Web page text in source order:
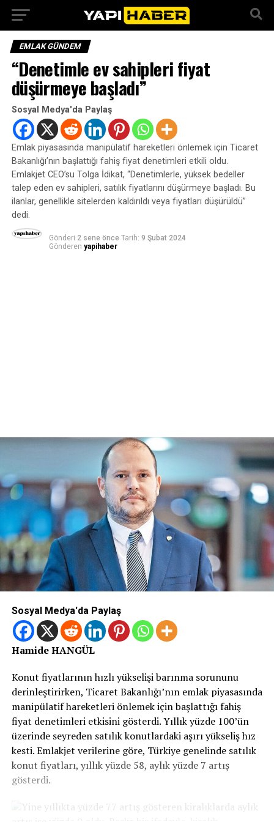
EMLAK GÜNDEM
“Denetimle ev sahipleri fiyat
düşürmeye başladı”
Sosyal Medya'da Paylaş
Emlak piyasasında manipülatif hareketleri önlemek için Ticaret
Bakanlığı’nın başlattığı fahiş fiyat denetimleri etkili oldu.
Emlakjet CEO’su Tolga İdikat, “Denetimlerle, yüksek bedeller
talep eden ev sahipleri, satılık fiyatlarını düşürmeye başladı. Bu
ilanlar, genellikle sitelerden kaldırıldı veya fiyatları düşürüldü”
dedi.
Gönderi 2 sene önce Tarih: 9 Şubat 2024
Gönderen yapihaber
Sosyal Medya'da Paylaş
Hamide HANGÜL
Konut fiyatlarının hızlı yükselişi barınma sorununu
derinleştirirken, Ticaret Bakanlığı’nın emlak piyasasında
manipülatif hareketleri önlemek için başlattığı fahiş
fiyat denetimleri etkisini gösterdi. Yıllık yüzde 100’ün
üzerinde seyreden satılık konutlardaki aşırı yükseliş hız
kesti. Emlakjet verilerine göre, Türkiye genelinde satılık
konut fiyatları, yıllık yüzde 58, aylık yüzde 7 artış
gösterdi.
Yine yıllıkta yüzde 77 artış gösteren kiralıklarda aylık